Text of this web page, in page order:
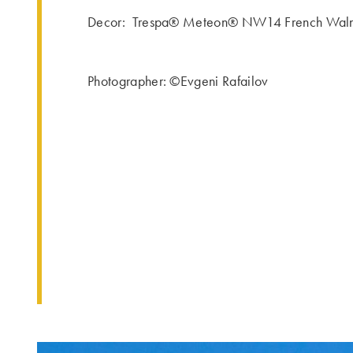
Decor: Trespa® Meteon® NW14 French
Photographer: ©Evgeni Rafailov